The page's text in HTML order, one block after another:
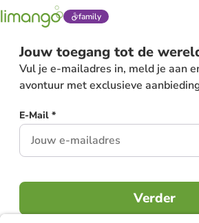
family
Jouw toegang tot de
Vul je e-mailadres in, meld je aan
avontuur met exclusieve
E-Mail *
Verder